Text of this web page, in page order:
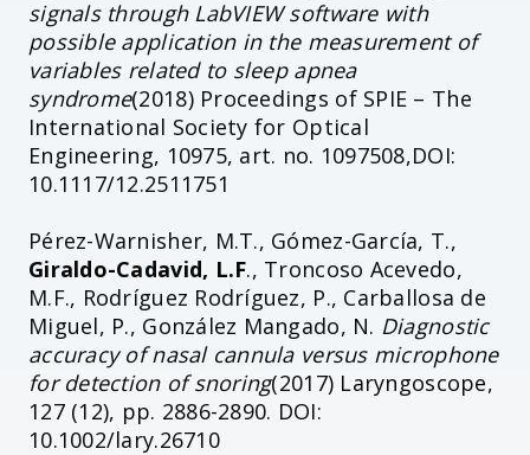
signals through LabVIEW software with
possible application in the measurement of
variables related to sleep apnea
syndrome(2018) Proceedings of SPIE – The
International Society for Optical
Engineering, 10975, art. no. 1097508,DOI:
10.1117/12.2511751
Pérez-Warnisher, M.T., Gómez-García, T.,
Giraldo-Cadavid, L.F., Troncoso Acevedo,
M.F., Rodríguez Rodríguez, P., Carballosa de
Miguel, P., González Mangado, N. Diagnostic
accuracy of nasal cannula versus microphone
for detection of snoring(2017) Laryngoscope,
127 (12), pp. 2886-2890. DOI:
10.1002/lary.26710